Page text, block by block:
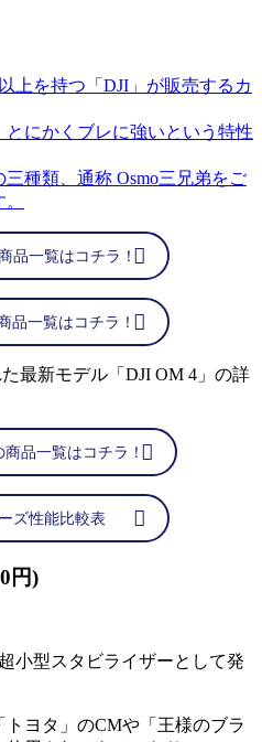
上を持つ「DJI」が販売するカ
にかくブレに強いという特性
種類、通称 Osmo三兄弟をご
品一覧はコチラ！
品一覧はコチラ！
最新モデル「DJI OM 4」の詳
品一覧はコチラ！
ズ性能比較表
円)
小型スタビライザーとして発
ヨタ」のCMや「王様のブラ